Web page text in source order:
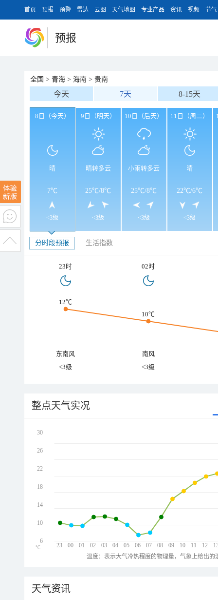
首页 预报 预警 雷达 云图 天气地图 专业产品 资讯 视频 节气
预报
全国 > 青海 > 海南 > 贵南
今天 7天 8-15天
8日（今天）
晴
7℃
<3级
9日（明天）
晴转多云
25℃/8℃
<3级
10日（后天）
小雨转多云
25℃/8℃
<3级
11日（周二）
晴
22℃/6℃
<3级
分时段预报 生活指数
23时 02时
12℃
10℃
东南风
南风
<3级
<3级
整点天气实况
23 00 01 02 03 04 05 06 07 08 09 10 11 12
30
26
22
18
14
10
6
℃
温度：表示大气冷热程度的物理量，气象上给出
天气资讯